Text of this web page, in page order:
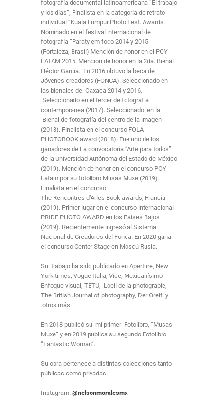
fotografía documental latinoamericana “El trabajo
y los días”, Finalista en la categoría de retrato
individual “Kuala Lumpur Photo Fest. Awards.
Nominado en el festival internacional de
fotografía “Paraty em foco 2014 y 2015
(Fortaleza, Brasil) Mención de honor en el POY
LATAM 2015. Mención de honor en la 2da. Bienal
Héctor García. En 2016 obtuvo la beca de
Jóvenes creadores (FONCA). Seleccionado en
las bienales de Oaxaca 2014 y 2016.
Seleccionado en el tercer de fotografía
contemporánea (2017). Seleccionado en la
Bienal de fotografía del centro de la imagen
(2018). Finalista en el concurso FOLA
PHOTOBOOK award (2018). Fue uno de los
ganadores de La convocatoria “Arte para todos”
de la Universidad Autónoma del Estado de México
(2019). Mención de honor en el concurso POY
Latam por su fotolibro Musas Muxe (2019).
Finalista en el concurso
The Rencontres d’Arles Book awards, Francia
(2019). Primer lugar en el concurso internacional
PRIDE PHOTO AWARD en los Países Bajos
(2019). Recientemente ingresó al Sistema
Nacional de Creadores del Fonca. En 2020 gana
el concurso Center Stage en Moscú Rusia.
Su trabajo ha sido publicado en Aperture, New
York times, Vogue Italia, Vice, Mexicanísimo,
Enfoque visual, TETU, Loeil de la photograpie,
The British Journal of photography, Der Greif y
otros más.
En 2018 publicó su mi primer Fotolibro, “Musas
Muxe” y en 2019 publica su segundo Fotolibro
“Fantastic Woman”.
Su obra pertenece a distintas colecciones tanto
públicas como privadas.
Instagram: @nelsonmoralesmx